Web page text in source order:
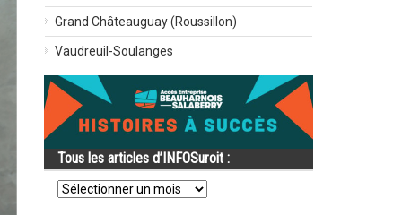
Grand Châteauguay (Roussillon)
Vaudreuil-Soulanges
Tous les articles d’INFOSuroit :
Tous
les